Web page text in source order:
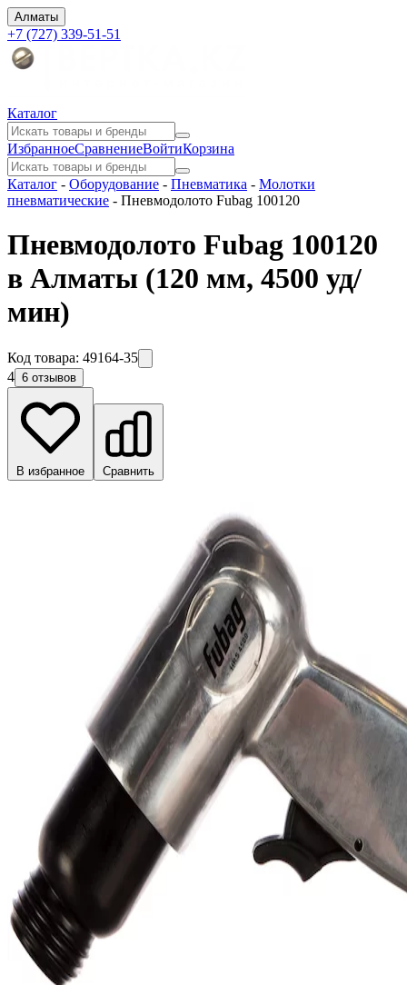
Алматы
+7 (727) 339-51-51
Каталог
ИзбранноеСравнениеВойтиКорзина
Каталог - Оборудование - Пневматика - Молотки
пневматические - Пневмодолото Fubag 100120
Пневмодолото Fubag 100120
в Алматы (120 мм, 4500 уд/
мин)
Код товара: 49164-35
4 6 отзывов
В избранное Сравнить